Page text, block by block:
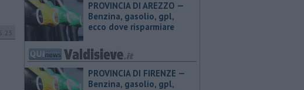
PROVINCIA DI AREZZO — ​
Benzina, gasolio, gpl,
ecco dove risparmiare
PROVINCIA DI FIRENZE — ​
Benzina, gasolio, gpl,